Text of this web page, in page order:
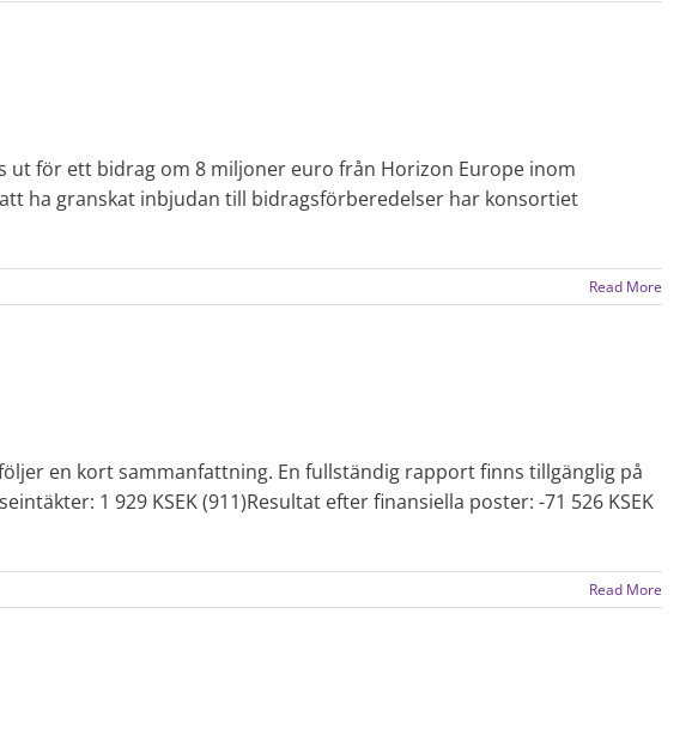
för ett bidrag om 8 miljoner euro från Horizon Europe inom
ha granskat inbjudan till bidragsförberedelser har konsortiet
Read More
en kort sammanfattning. En fullständig rapport finns tillgänglig på
1 929 KSEK (911)Resultat efter finansiella poster: -71 526 KSEK
Read More